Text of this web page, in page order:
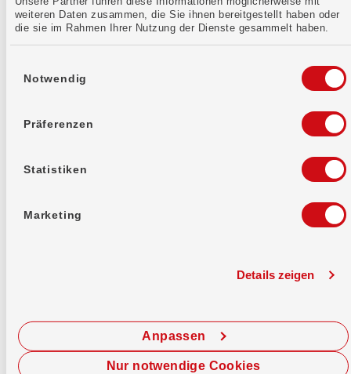
weiteren Daten zusammen, die Sie ihnen bereitgestellt haben oder
die sie im Rahmen Ihrer Nutzung der Dienste gesammelt haben.
Notwendig
Präferenzen
Statistiken
Marketing
Details zeigen
Anpassen
Nur notwendige Cookies
Kontaktformular
Jetzt chatten